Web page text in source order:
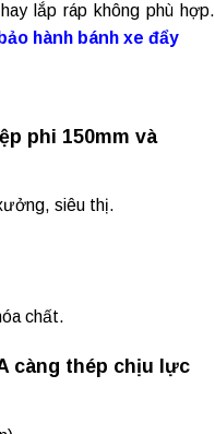
lắp ráp không phù hợp.
bảo hành bánh xe đẩy
phi 150mm và
siêu thị.
chất.
càng thép chịu lực